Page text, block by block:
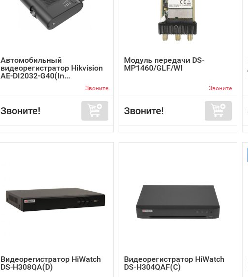
Автомобильный
видеорегистратор Hikvision
AE-DI2032-G40(In...
Звоните
Звоните!
Модуль передачи DS-
MP1460/GLF/WI
Звоните
Звоните!
Видеорегистратор HiWatch
DS-H308QA(D)
Видеорегистратор HiWatch
DS-H304QAF(C)